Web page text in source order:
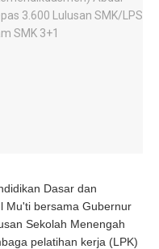
Dasar dan
Mu'ti bersama Gubernur
Sekolah Menengah
pelatihan kerja (LPK)